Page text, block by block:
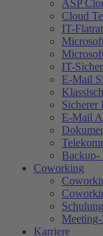
ASP
Cloud
IT-
IT-
E-Mail
Sicherer
E-Mail
Backup-
Coworking
Karriere